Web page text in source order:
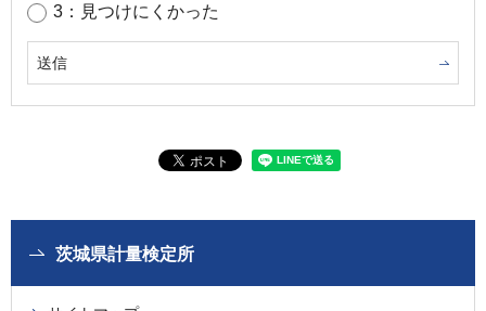
3：見つけにくかった
茨城県計量検定所